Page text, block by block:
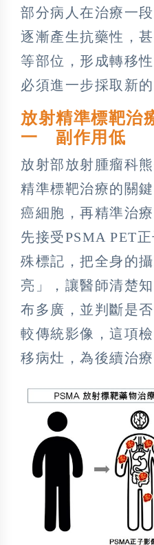
部分病人在治療一
逐漸產生抗藥性，
等部位，形成轉移
必須進一步採取新的
放射精準標靶治
一 副作用低
放射部放射腫瘤科
精準標靶治療的關
癌細胞，再精準治
先接受PSMA PET
殊標記，把全身的
亮」，讓醫師清楚
布多廣，並判斷是
較傳統影像，這項
移病灶，為後續治